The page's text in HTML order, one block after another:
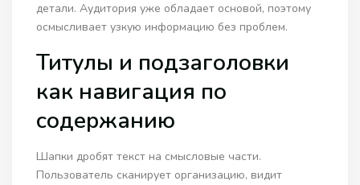
детали. Аудитория уже обладает основой, поэтому
осмысливает узкую информацию без проблем.
Титулы и подзаголовки
как навигация по
содержанию
Шапки дробят текст на смысловые части.
Пользователь сканирует организацию, видит